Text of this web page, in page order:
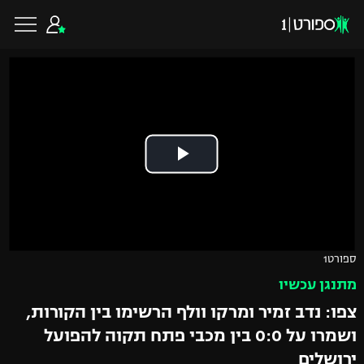
ליגיונרים
גביע המדינה
ליגה אירופית
כדורסל ישראלי
ליגה לאומית
כדורסל עולמי
NBA
ספורט1
מתנגן עכשיו
צפו: נדב זמיר ומרקו וולף הרשימו בין הקורות,
ושמרו על 0:0 בין מכבי פתח תקוה להפועל
ירושלים